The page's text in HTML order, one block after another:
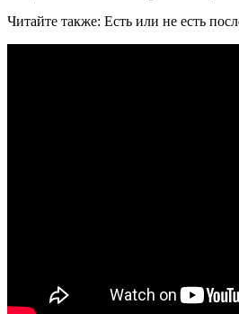
Читайте также: Есть или не есть